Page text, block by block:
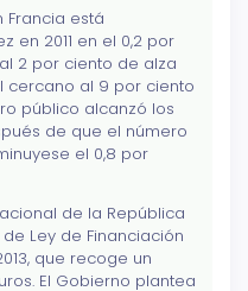
Francia está
en 2011 en el 0,2 por
2 por ciento de alza
cercano al 9 por ciento
público alcanzó los
de que el número
el 0,8 por
de la República
Ley de Financiación
que recoge un
El Gobierno plantea